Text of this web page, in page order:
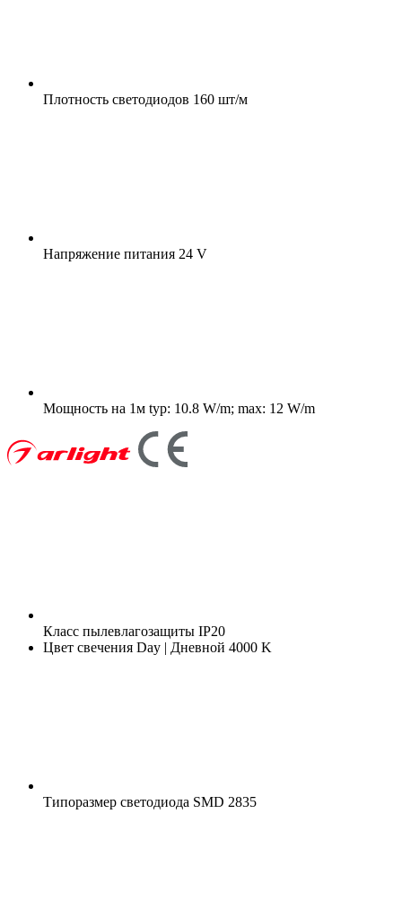
Плотность светодиодов 160 шт/м
Напряжение питания 24 V
Мощность на 1м typ: 10.8 W/m; max: 12 W/m
Класс пылевлагозащиты IP20
Цвет свечения Day | Дневной 4000 K
Типоразмер светодиода SMD 2835